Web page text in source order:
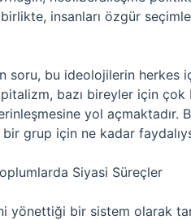
insanları özgür
soru, bu ideolojilerin herkes
bazı bireyler için çok
yol açmaktadır.
grup için ne kadar
Siyasi Süreçler
yönettiği bir sistem olarak